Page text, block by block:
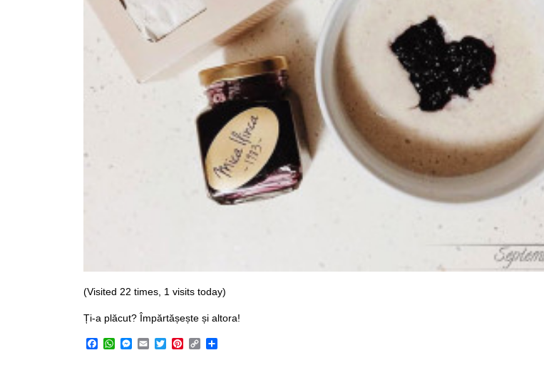
(Visited 22 times, 1 visits today)
Ți-a plăcut? Împărtășește și altora!
Facebook
WhatsApp
Messenger
EmailTwitterPinterest
Copy